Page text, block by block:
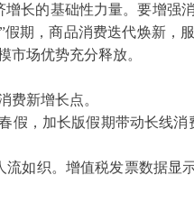
增长的基础性力量。要增强
期，商品消费迭代焕新，
市场优势充分释放。
费新增长点。
假，加长版假期带动长线
如织。增值税发票数据显